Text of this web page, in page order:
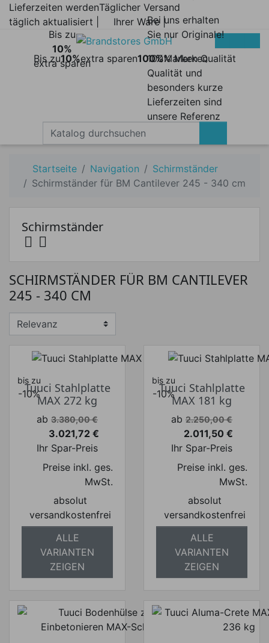
Lieferzeiten werden
täglich aktualisiert |
Täglicher Versand
Ihrer Ware |
Bis zu10%extra sparen
Bis zu
10%
extra sparen
100%Marken Qualität
Bei uns erhalten
Sie nur Originale!
100% Marken
Qualität und
besonders kurze
Lieferzeiten sind
unsere Referenz
Startseite Navigation
Schirmständer
Schirmständer für BM Cantilever 245 - 340 cm
Preis von
€ Preis bis
€
Hersteller
Schirmständer
 
SCHIRMSTÄNDER FÜR BM CANTILEVER
245 - 340 CM
bis zu
-10%
Tuuci Stahlplatte
MAX 272 kg
Verkaufspreis
ab 3.380,00 €
Preis
3.021,72 €
Ihr Spar-Preis
Preise inkl. ges.
MwSt.
absolut
versandkostenfrei
ALLE
VARIANTEN
ZEIGEN
bis zu
-10%
Tuuci Stahlplatte
MAX 181 kg
Verkaufspreis
ab 2.250,00 €
Preis
2.011,50 €
Ihr Spar-Preis
Preise inkl. ges.
MwSt.
absolut
versandkostenfrei
ALLE
VARIANTEN
ZEIGEN